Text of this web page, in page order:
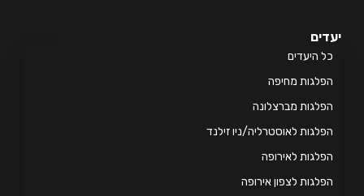
היעדים
מחיפה
מברצלונה
לאוסטרליה/ניו זילנד
לאירופה
לצפון אירופה